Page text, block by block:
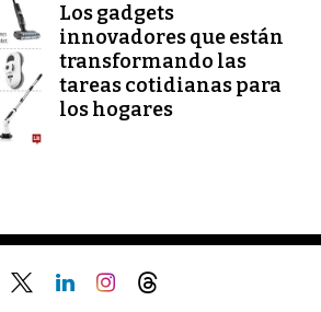
Los gadgets
innovadores que están
transformando las
tareas cotidianas para
los hogares